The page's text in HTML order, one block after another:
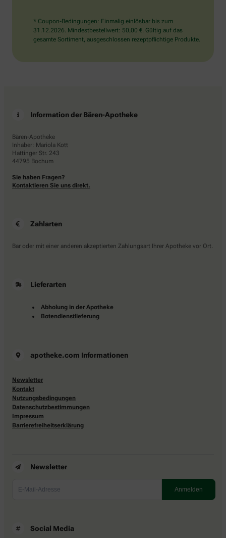
* Coupon-Bedingungen: Einmalig einlösbar bis zum
31.12.2026. Mindestbestellwert: 50,00 €. Gültig auf das
gesamte Sortiment, ausgeschlossen rezeptpflichtige Produkte.
Information der Bären-Apotheke
Bären-Apotheke
Inhaber: Mariola Kott
Hattinger Str. 243
44795 Bochum
Sie haben Fragen?
Kontaktieren Sie uns direkt.
Zahlarten
Bar oder mit einer anderen akzeptierten Zahlungsart Ihrer Apotheke vor Ort.
Lieferarten
Abholung in der Apotheke
Botendienstlieferung
apotheke.com Informationen
Newsletter
Kontakt
Nutzungsbedingungen
Datenschutzbestimmungen
Impressum
Barrierefreiheitserklärung
Newsletter
Social Media